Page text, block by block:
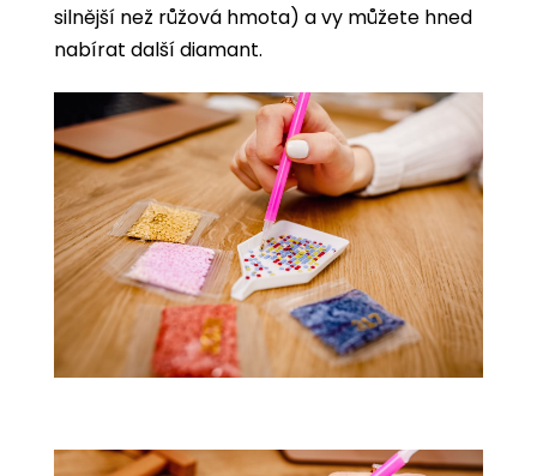
silnější než růžová hmota) a vy můžete hned
nabírat další diamant.